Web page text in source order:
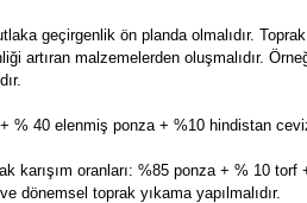
geçirgenlik ön planda olmalıdır.
artıran malzemelerden oluşmalıdır.
% 40 elenmiş ponza + %10 hindistan
karışım oranları: %85 ponza + % 10
dönemsel toprak yıkama yapılmalıdır.